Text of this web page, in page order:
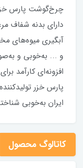
دارای بدنه شفاف
آبگیری میوه‌های
و ... به‌خوبی و
افزونه‌ای کارآمد
پارس خزر
ایران به‌خوبی
کاتالوگ محصول